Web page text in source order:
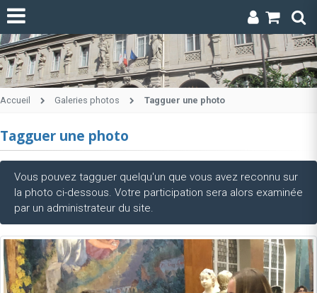
Accueil Galeries photos Tagguer une photo
Tagguer une photo
Vous pouvez tagguer quelqu'un que vous avez reconnu sur
la photo ci-dessous. Votre participation sera alors examinée
par un administrateur du site.